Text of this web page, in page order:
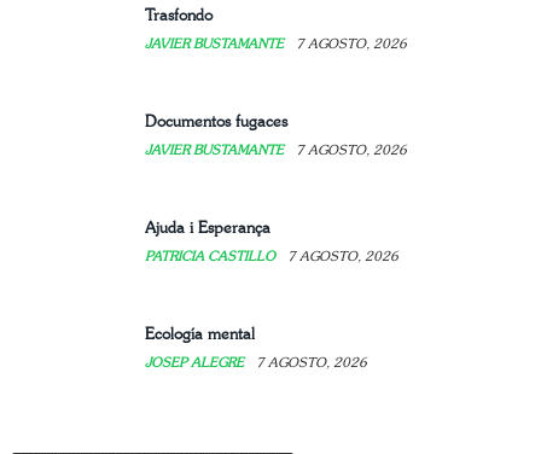
Trasfondo
JAVIER BUSTAMANTE 7 AGOSTO, 2026
Documentos fugaces
JAVIER BUSTAMANTE 7 AGOSTO, 2026
Ajuda i Esperança
PATRICIA CASTILLO 7 AGOSTO, 2026
Ecología mental
JOSEP ALEGRE 7 AGOSTO, 2026